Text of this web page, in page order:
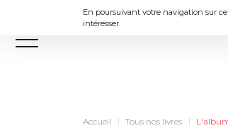
En poursuivant votre navigation sur
intéresser.
Menu
Accueil Tous nos livres